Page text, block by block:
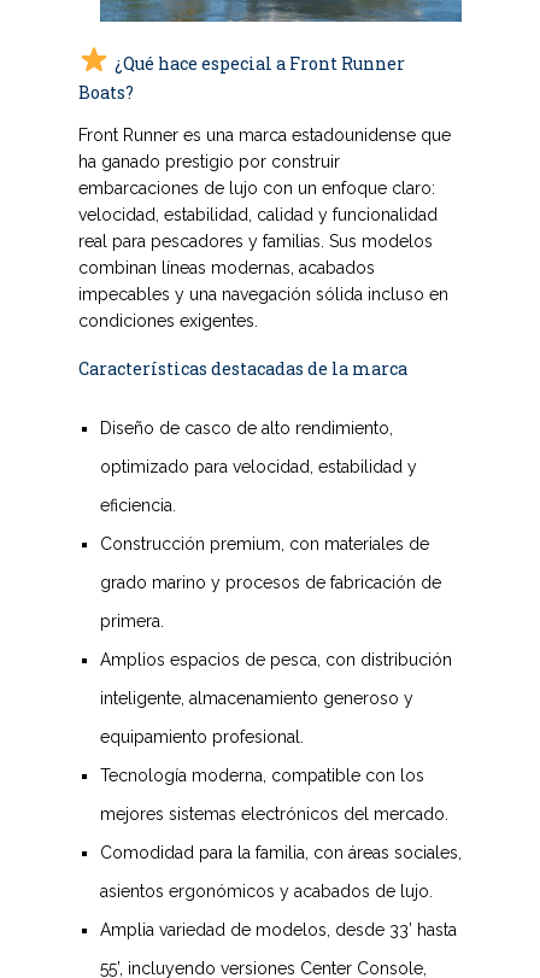
¿Qué hace especial a Front Runner
Boats?
Front Runner es una marca estadounidense que
ha ganado prestigio por construir
embarcaciones de lujo con un enfoque claro:
velocidad, estabilidad, calidad y funcionalidad
real para pescadores y familias . Sus modelos
combinan líneas modernas, acabados
impecables y una navegación sólida incluso en
condiciones exigentes.
Características destacadas de la marca
Diseño de casco de alto rendimiento
optimizado para velocidad, estabilidad y
eficiencia.
Construcción premium , con materiales de
grado marino y procesos de fabricación de
primera.
Amplios espacios de pesca , con distribución
inteligente, almacenamiento generoso y
equipamiento profesional.
Tecnología moderna , compatible con los
mejores sistemas electrónicos del mercado.
Comodidad para la familia , con áreas sociales,
asientos ergonómicos y acabados de lujo.
Amplia variedad de modelos , desde 33’ hasta
55’, incluyendo versiones Center Console,